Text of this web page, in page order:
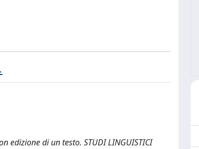
edizione di un testo. STUDI LINGUISTICI